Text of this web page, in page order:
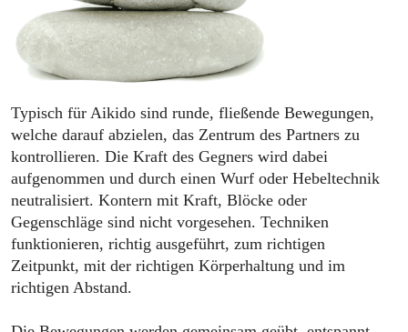
Typisch für Aikido sind runde, fließende Bewegungen,
welche darauf abzielen, das Zentrum des Partners zu
kontrollieren. Die Kraft des Gegners wird dabei
aufgenommen und durch einen Wurf oder Hebeltechnik
neutralisiert. Kontern mit Kraft, Blöcke oder
Gegenschläge sind nicht vorgesehen. Techniken
funktionieren, richtig ausgeführt, zum richtigen
Zeitpunkt, mit der richtigen Körperhaltung und im
richtigen Abstand.